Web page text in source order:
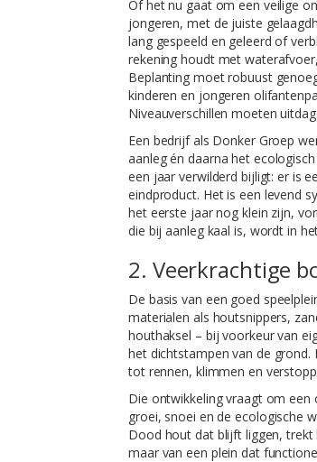
Of het nu gaat om een veilige
jongeren, met de juiste
lang gespeeld en geleerd of
rekening houdt met
Beplanting moet robuust
kinderen en jongeren
Niveauverschillen moeten
Een bedrijf als Donker Groep
aanleg én daarna het
een jaar verwilderd bijligt: er is
eindproduct. Het is een levend
het eerste jaar nog klein zijn,
die bij aanleg kaal is, wordt in
2. Veerkrachtige
De basis van een goed
materialen als houtsnippers,
houthaksel – bij voorkeur van
het dichtstampen van de
tot rennen, klimmen en
Die ontwikkeling vraagt om
groei, snoei en de ecologische
Dood hout dat blijft liggen, trekt
maar van een plein dat